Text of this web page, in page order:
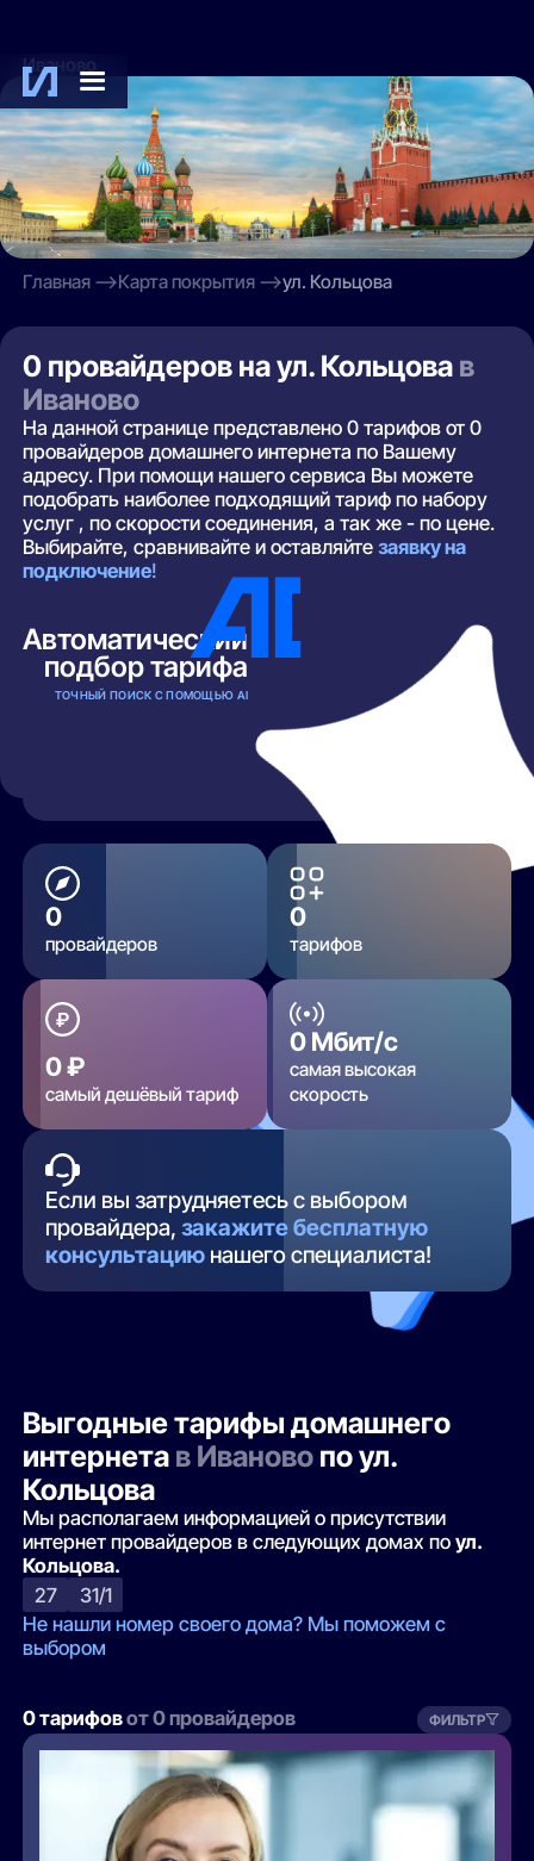
Иваново
Главная Карта покрытия ул. Кольцова
0 провайдеров на ул. Кольцова в
Иваново
На данной странице представлено 0 тарифов от 0
провайдеров домашнего интернета по Вашему
адресу. При помощи нашего сервиса Вы можете
подобрать наиболее подходящий тариф по набору
услуг , по скорости соединения, а так же - по цене.
Выбирайте, сравнивайте и оставляйтезаявку на
подключение!
Автоматический
подбор тарифа
ТОЧНЫЙ ПОИСК С ПОМОЩЬЮ AI
0
провайдеров
0
тарифов
0 ₽
самый дешёвый тариф
0 Мбит/с
самая высокая
скорость
Если вы затрудняетесь с выбором
провайдера,закажите бесплатную
консультацию нашего специалиста!
Выгодные тарифы домашнего
интернета в Иваново по ул.
Кольцова
Мы располагаем информацией о присутствии
интернет провайдеров в следующих домах поул.
Кольцова.
27
31/1
Не нашли номер своего дома? Мы поможем с
выбором
0 тарифовот 0 провайдеров ФИЛЬТР